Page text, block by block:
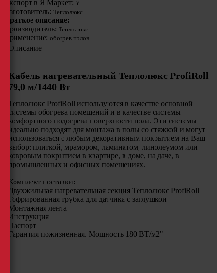
Экспорт в Я.Маркет: Y
Изготовитель: Теплолюкс
Краткое описание:
Производитель: Теплолюкс
Применение: обогрев полов
Описание
Кабель нагревательный Теплолюкс ProfiRoll
79,0 м/1440 Вт
Теплолюкс ProfiRoll используются в качестве основной
системы обогрева помещений и в качестве системы
комфортного подогрева поверхности пола. Эти системы
идеально подходят для монтажа в полы со стяжкой и могут
использоваться с любым декоративным покрытием на Ваш
выбор: плиткой, мрамором, ламинатом, линолеумом или
ковровым покрытием в квартире, в доме, на даче, в
промышленных и офисных помещениях.
Комплект поставки:
Двухжильная нагревательная секция Теплолюкс ProfiRoll
Гофрированная трубка для датчика с заглушкой
Монтажная лента
Инструкция
Паспорт
Гарантия пожизненная. Мощность 180 ВТ/м2"